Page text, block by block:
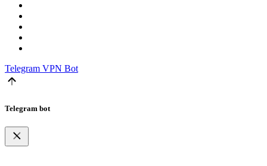
Telegram VPN Bot
Telegram bot